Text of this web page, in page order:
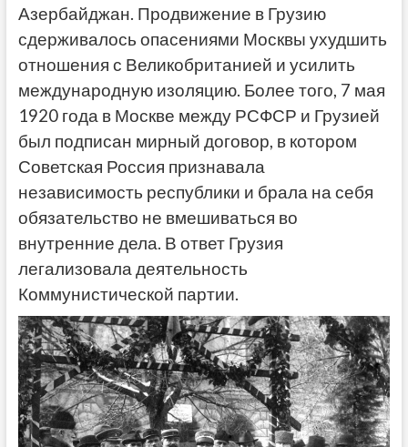
Азербайджан. Продвижение в Грузию
сдерживалось опасениями Москвы ухудшить
отношения с Великобританией и усилить
международную изоляцию. Более того, 7 мая
1920 года в Москве между РСФСР и Грузией
был подписан мирный договор, в котором
Советская Россия признавала
независимость республики и брала на себя
обязательство не вмешиваться во
внутренние дела. В ответ Грузия
легализовала деятельность
Коммунистической партии.